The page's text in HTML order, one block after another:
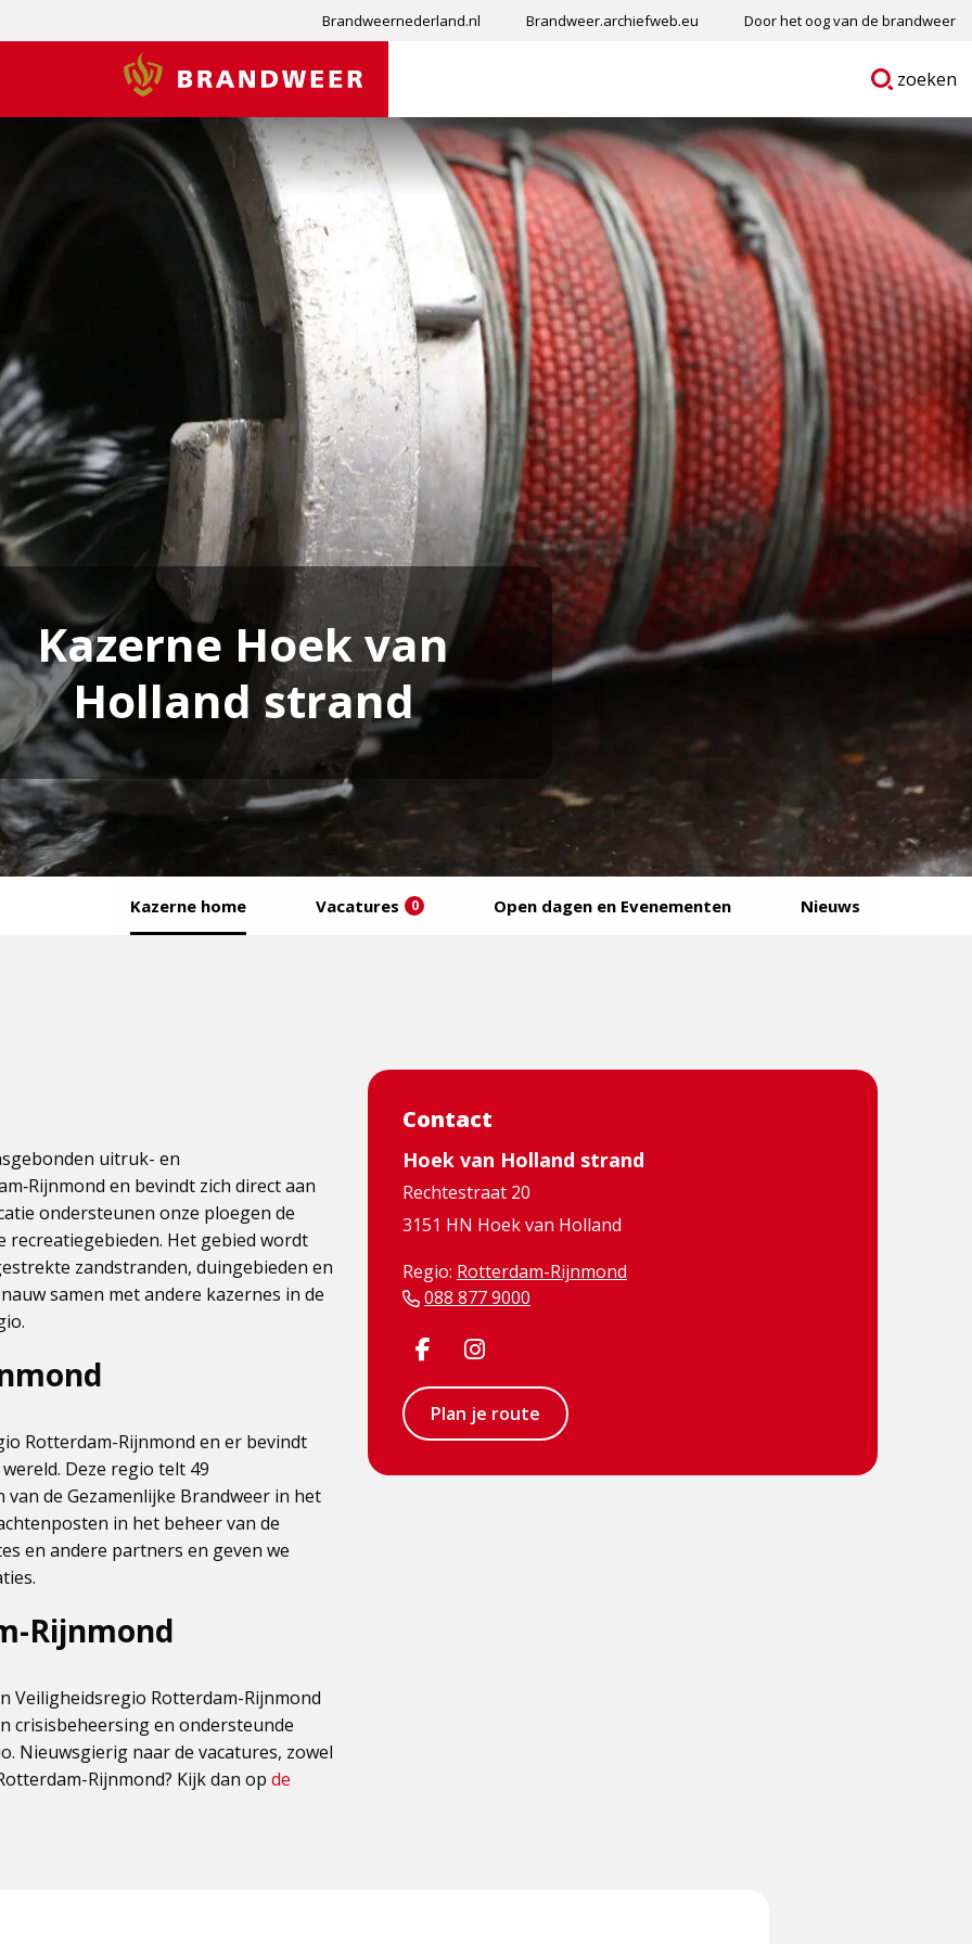
Brandweernederland.nl Brandweer.archiefweb.eu Door het oog van de brandweer
Brandweer
Ga
zoeken
Kazerne Hoek van
Holland strand
Kazerne home Vacatures 0 Open dagen en Evenementen Nieuws
uitruk- en
en bevindt zich direct aan
ondersteunen onze ploegen de
recreatiegebieden. Het gebied wordt
zandstranden, duingebieden en
samen met andere kazernes in de
Rotterdam-Rijnmond en er bevindt
Deze regio telt 49
de Gezamenlijke Brandweer in het
in het beheer van de
en andere partners en geven we
Rijnmond
Veiligheidsregio Rotterdam-Rijnmond
crisisbeheersing en ondersteunde
Nieuwsgierig naar de vacatures, zowel
Rijnmond? Kijk dan op de
Contact
Hoek van Holland strand
Rechtestraat 20
3151 HN Hoek van Holland
Regio: Rotterdam-Rijnmond
088 877 9000
Visit
Facebook
page
Visit
Instagram
page
Plan je route